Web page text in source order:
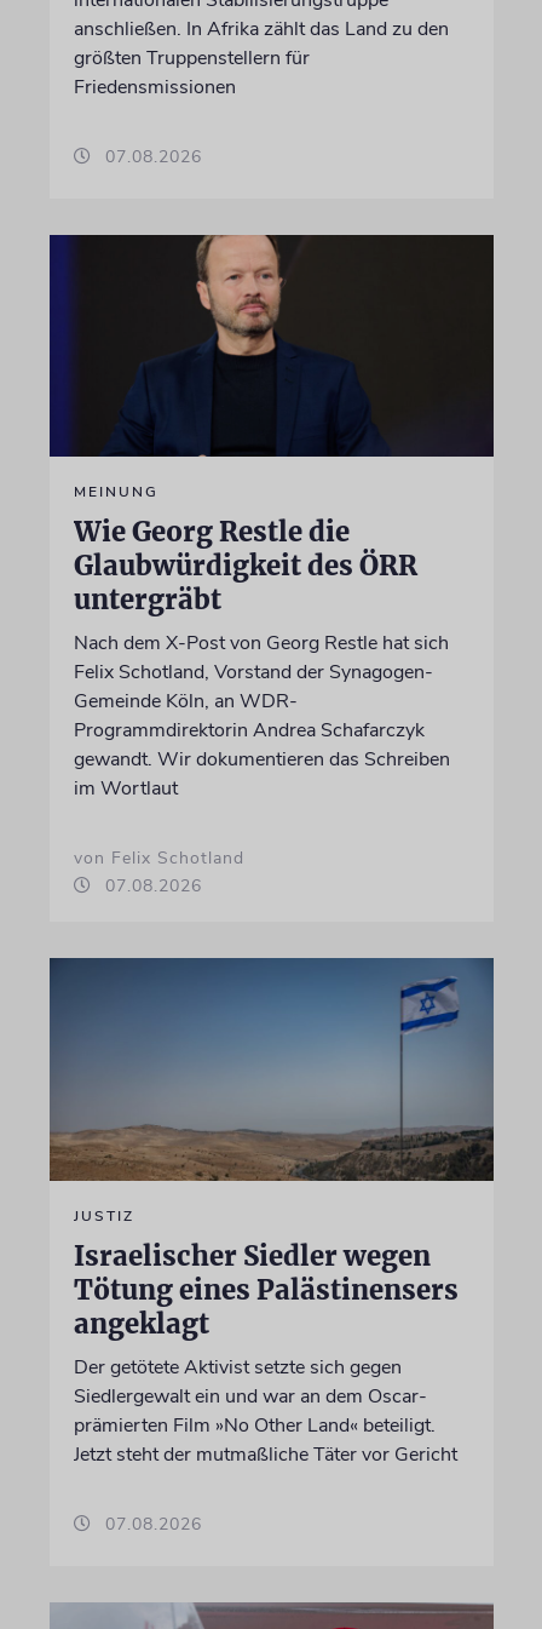
anschließen. In Afrika zählt das Land zu den
größten Truppenstellern für
Friedensmissionen
07.08.2026
MEINUNG
Wie Georg Restle die
Glaubwürdigkeit des ÖRR
untergräbt
Nach dem X-Post von Georg Restle hat sich
Felix Schotland, Vorstand der Synagogen-
Gemeinde Köln, an WDR-
Programmdirektorin Andrea Schafarczyk
gewandt. Wir dokumentieren das Schreiben
im Wortlaut
von Felix Schotland
07.08.2026
JUSTIZ
Israelischer Siedler wegen
Tötung eines Palästinensers
angeklagt
Der getötete Aktivist setzte sich gegen
Siedlergewalt ein und war an dem Oscar-
prämierten Film »No Other Land« beteiligt.
Jetzt steht der mutmaßliche Täter vor Gericht
07.08.2026